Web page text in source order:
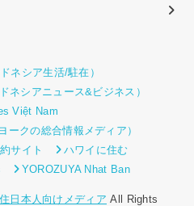
ネシア生活/駐在）
ネシアニュース&ビジネス）
Việt Nam
ークの総合情報メディア）
サイト
ハワイに住む
YOROZUYA Nhat Ban
日本人向けメディア All Rights